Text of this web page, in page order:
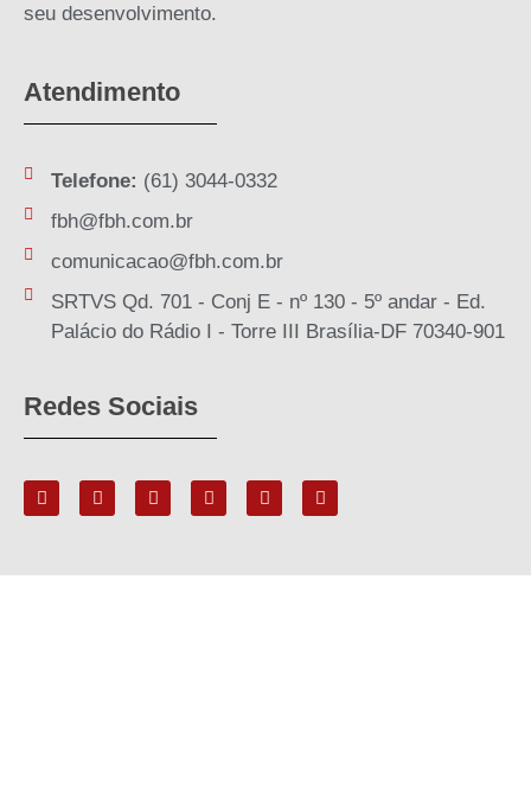
seu desenvolvimento.
Atendimento
Telefone: (61) 3044-0332
fbh@fbh.com.br
comunicacao@fbh.com.br
SRTVS Qd. 701 - Conj E - nº 130 - 5º andar - Ed.
Palácio do Rádio I - Torre III Brasília-DF 70340-901
Redes Sociais